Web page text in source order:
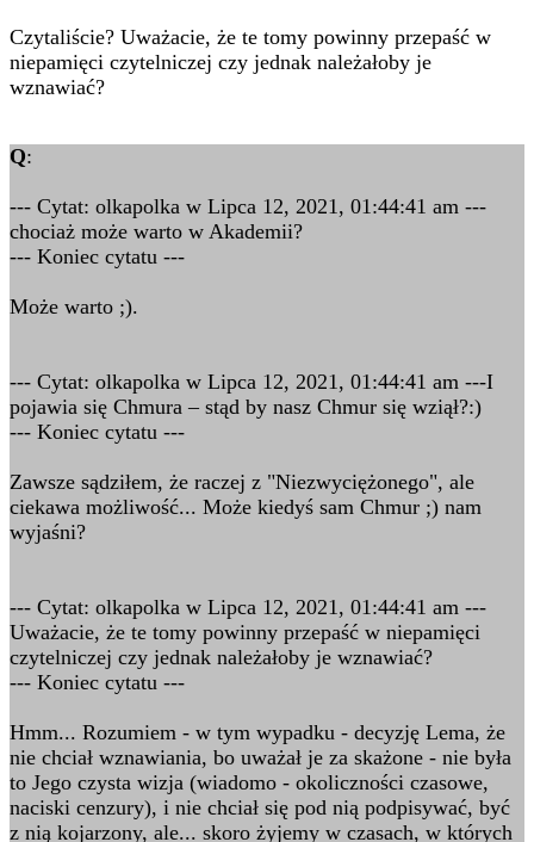
Czytaliście? Uważacie, że te tomy powinny przepaść w
niepamięci czytelniczej czy jednak należałoby je
wznawiać?
Q:
--- Cytat: olkapolka w Lipca 12, 2021, 01:44:41 am ---
chociaż może warto w Akademii?
--- Koniec cytatu ---
Może warto ;).
--- Cytat: olkapolka w Lipca 12, 2021, 01:44:41 am ---I
pojawia się Chmura – stąd by nasz Chmur się wziął?:)
--- Koniec cytatu ---
Zawsze sądziłem, że raczej z "Niezwyciężonego", ale
ciekawa możliwość... Może kiedyś sam Chmur ;) nam
wyjaśni?
--- Cytat: olkapolka w Lipca 12, 2021, 01:44:41 am ---
Uważacie, że te tomy powinny przepaść w niepamięci
czytelniczej czy jednak należałoby je wznawiać?
--- Koniec cytatu ---
Hmm... Rozumiem - w tym wypadku - decyzję Lema, że
nie chciał wznawiania, bo uważał je za skażone - nie była
to Jego czysta wizja (wiadomo - okoliczności czasowe,
naciski cenzury), i nie chciał się pod nią podpisywać, być
z nią kojarzony, ale... skoro żyjemy w czasach, w których